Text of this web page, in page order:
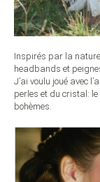
Inspirés par la
headbands et
J’ai voulu joué avec
perles et du cristal:
bohèmes.